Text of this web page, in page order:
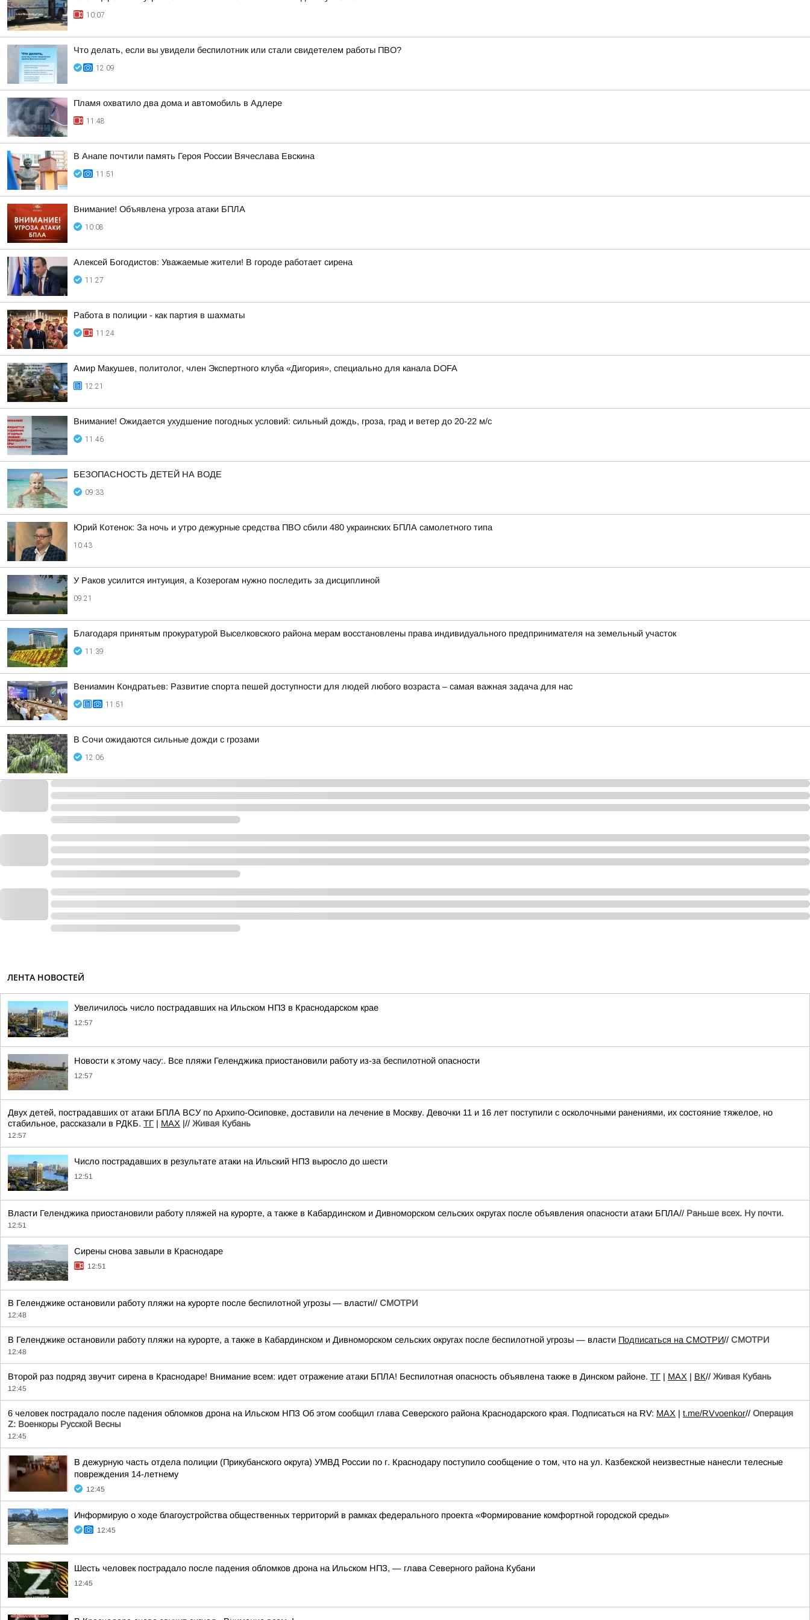
10:07
Что делать, если вы увидели беспилотник или стали свидетелем работы ПВО?
12:09
Пламя охватило два дома и автомобиль в Адлере
11:48
В Анапе почтили память Героя России Вячеслава Евскина
11:51
Внимание! Объявлена угроза атаки БПЛА
10:08
Алексей Богодистов: Уважаемые жители! В городе работает сирена
11:27
Работа в полиции - как партия в шахматы
11:24
Амир Макушев, политолог, член Экспертного клуба «Дигория», специально для канала DOFA
12:21
Внимание! Ожидается ухудшение погодных условий: сильный дождь, гроза, град и ветер до 20-22 м/с
11:46
БЕЗОПАСНОСТЬ ДЕТЕЙ НА ВОДЕ
09:33
Юрий Котенок: За ночь и утро дежурные средства ПВО сбили 480 украинских БПЛА самолетного типа
10:43
У Раков усилится интуиция, а Козерогам нужно последить за дисциплиной
09:21
Благодаря принятым прокуратурой Выселковского района мерам восстановлены права индивидуального предпринимателя на земельный участок
11:39
Вениамин Кондратьев: Развитие спорта пешей доступности для людей любого возраста – самая важная задача для нас
11:51
В Сочи ожидаются сильные дожди с грозами
12:06
ЛЕНТА НОВОСТЕЙ
Увеличилось число пострадавших на Ильском НПЗ в Краснодарском крае
12:57
Новости к этому часу:. Все пляжи Геленджика приостановили работу из-за беспилотной опасности
12:57
Двух детей, пострадавших от атаки БПЛА ВСУ по Архипо-Осиповке, доставили на лечение в Москву. Девочки 11 и 16 лет поступили с осколочными ранениями, их состояние тяжелое, но
стабильное, рассказали в РДКБ. TГ | MAX |// Живая Кубань
12:57
Число пострадавших в результате атаки на Ильский НПЗ выросло до шести
12:51
Власти Геленджика приостановили работу пляжей на курорте, а также в Кабардинском и Дивноморском сельских округах после объявления опасности атаки БПЛА// Раньше всех. Ну почти.
12:51
Сирены снова завыли в Краснодаре
12:51
В Геленджике остановили работу пляжи на курорте после беспилотной угрозы — власти// СМОТРИ
12:48
В Геленджике остановили работу пляжи на курорте, а также в Кабардинском и Дивноморском сельских округах после беспилотной угрозы — власти Подписаться на СМОТРИ// СМОТРИ
12:48
Второй раз подряд звучит сирена в Краснодаре! Внимание всем: идет отражение атаки БПЛА! Беспилотная опасность объявлена также в Динском районе. TГ | MAX | ВК// Живая Кубань
12:45
6 человек пострадало после падения обломков дрона на Ильском НПЗ Об этом сообщил глава Северского района Краснодарского края. Подписаться на RV: MAX | t.me/RVvoenkor// Операция
Z: Военкоры Русской Весны
12:45
В дежурную часть отдела полиции (Прикубанского округа) УМВД России по г. Краснодару поступило сообщение о том, что на ул. Казбекской неизвестные нанесли телесные
повреждения 14-летнему
12:45
Информирую о ходе благоустройства общественных территорий в рамках федерального проекта «Формирование комфортной городской среды»
12:45
Шесть человек пострадало после падения обломков дрона на Ильском НПЗ, — глава Северного района Кубани
12:45